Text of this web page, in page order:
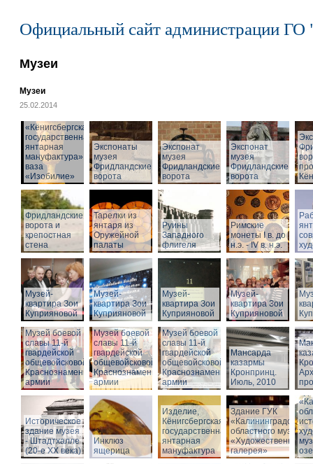
Официальный сайт администрации ГО
Музеи
Музеи
25.02.2014
«Кёнигсбергская
государственная
янтарная
мануфактура» -
ваза
«Изобилие»
Экспонаты
музея
Фридландские
ворота
Экспонат
музея
Фридландские
ворота
Экспонат
музея
Фридландские
ворота
Фридландские
ворота и
крепостная
стена
Тарелки из
янтаря из
Оружейной
палаты
Руины
Западного
флигеля
Римские
монеты I в. до
н.э. - IV в. н.э.
Музей-
квартира Зои
Куприяновой
Музей-
квартира Зои
Куприяновой
Музей-
квартира Зои
Куприяновой
Музей-
квартира Зои
Куприяновой
Музей боевой
славы 11-й
гвардейской
общевойсковой
Краснознаменной
армии
Музей боевой
славы 11-й
гвардейской
общевойсковой
Краснознаменной
армии
Музей боевой
славы 11-й
гвардейской
общевойсковой
Краснознаменной
армии
Мансарда
казармы
Кронпринц.
Июль, 2010
Историческое
здание музея
- Штадтхалле
(20-е XX века)
Инклюз
ящерица
Изделие,
Кёнигсбергская
государственная
янтарная
мануфактура
Здание ГУК
«Калининградского
областного музея
«Художественная
галерея»
Вход в бункер